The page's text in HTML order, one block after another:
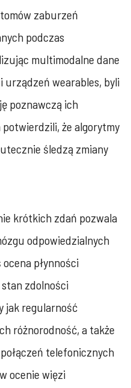
zaburzeń
podczas
multimodalne dane
urządzeń wearables, byli
poznawczą ich
że algorytmy
śledzą zmiany
krótkich zdań pozwala
odpowiedzialnych
płynności
zdolności
jak regularność
różnorodność, a także
telefonicznych
ocenie więzi